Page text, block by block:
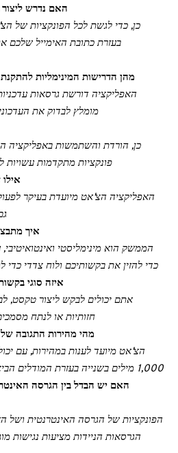
האם נדרש
כן, כדי לגשת לכל הפונקציות של
בעזרת כתובת האימייל שלכם
מהן הדרישות המינימליות
מומלץ לבדוק את
כן, הורדת והשתמשות באפליקציה
פונקציות מתקדמות עשויות
האפליקציה הצ'אט מיועדת בעיקר
איך
הממשק הוא מינימליסטי
כדי להזין את בקשותיכם ולוח צדדי
איזה סוגי
אתם יכולים לבקש ליצור טקסט,
חזותיות או לנתח
מהי מהירות התגובה
הצ'אט מיועד לענות במהירות, עם
1,000 מילים בשנייה בעזרת המודלים הביצועיים ביותר של הסטארטאפ.
האם יש הבדל בין הגרסה
הפונקציות של הגרסה האינטרנטית ושל
הגרסאות הניידות מציעות נגישות